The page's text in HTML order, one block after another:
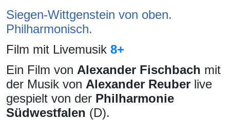
Siegen-Wittgenstein von oben.
Philharmonisch.
Film mit Livemusik 8+
Ein Film von Alexander Fischbach mit
der Musik von Alexander Reuber live
gespielt von der Philharmonie
Südwestfalen (D).